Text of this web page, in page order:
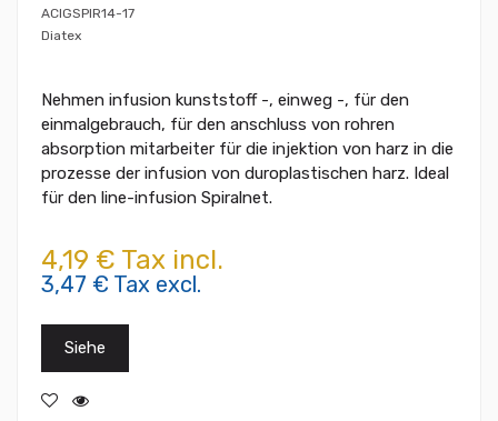
ACIGSPIR14-17
Diatex
Nehmen infusion kunststoff -, einweg -, für den
einmalgebrauch, für den anschluss von rohren
absorption mitarbeiter für die injektion von harz in die
prozesse der infusion von duroplastischen harz. Ideal
für den line-infusion Spiralnet.
4,19 € Tax incl.
3,47 € Tax excl.
Siehe